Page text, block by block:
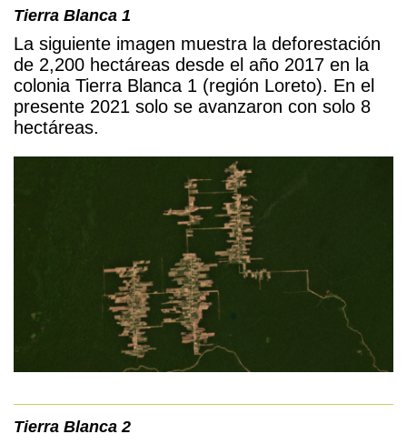
Tierra Blanca 1
La siguiente imagen muestra la deforestación
de 2,200 hectáreas desde el año 2017 en la
colonia Tierra Blanca 1 (región Loreto). En el
presente 2021 solo se avanzaron con solo 8
hectáreas.
Tierra Blanca 2